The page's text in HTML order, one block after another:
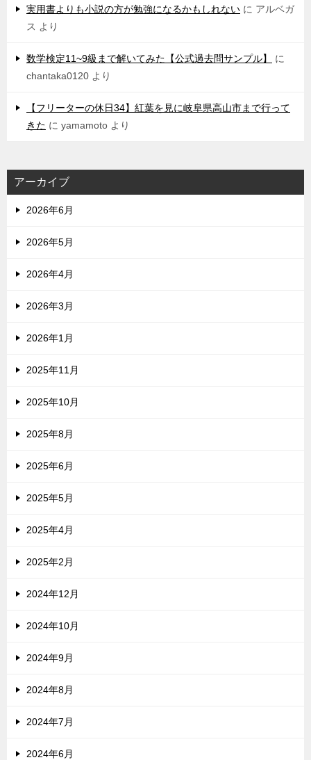
実用書よりも小説の方が勉強になるかもしれない に アルベガ
ス より
数学検定11~9級まで解いてみた【公式過去問サンプル】
に
chantaka0120 より
【フリーターの休日34】紅葉を見に岐阜県高山市まで行って
きた に yamamoto より
アーカイブ
2026年6月
2026年5月
2026年4月
2026年3月
2026年1月
2025年11月
2025年10月
2025年8月
2025年6月
2025年5月
2025年4月
2025年2月
2024年12月
2024年10月
2024年9月
2024年8月
2024年7月
2024年6月